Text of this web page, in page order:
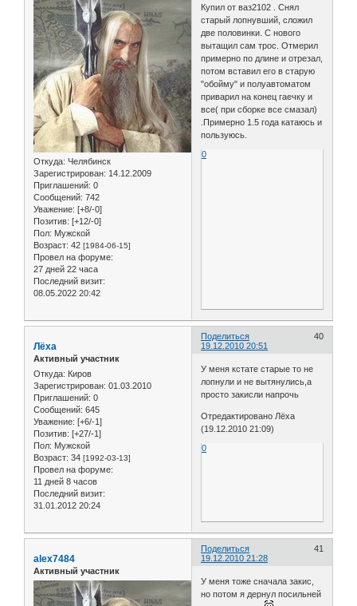
Откуда: Челябинск
Зарегистрирован: 14.12.2009
Приглашений: 0
Сообщений: 742
Уважение: [+8/-0]
Позитив: [+12/-0]
Пол: Мужской
Возраст: 42 [1984-06-15]
Провел на форуме:
27 дней 22 часа
Последний визит:
08.05.2022 20:42
Купил от ваз2102 . Снял
старый лопнувший, сложил
две половинки. С нового
вытащил сам трос. Отмерил
примерно по длине и отрезал,
потом вставил его в старую
"обойму" и полуавтоматом
приварил на конец гаечку и
все( при сборке все смазал)
.Примерно 1.5 года катаюсь и
пользуюсь.
0
Поделиться
40
19.12.2010 20:51
Лёха
Активный участник
Откуда: Киров
Зарегистрирован: 01.03.2010
Приглашений: 0
Сообщений: 645
Уважение: [+6/-1]
Позитив: [+27/-1]
Пол: Мужской
Возраст: 34 [1992-03-13]
Провел на форуме:
11 дней 8 часов
Последний визит:
31.01.2012 20:24
У меня кстате старые то не
лопнули и не вытянулись,а
просто закисли напрочь
Отредактировано Лёха
(19.12.2010 21:09)
0
Поделиться
41
19.12.2010 21:28
alex7484
Активный участник
У меня тоже сначала закис,
но потом я дернул посильней